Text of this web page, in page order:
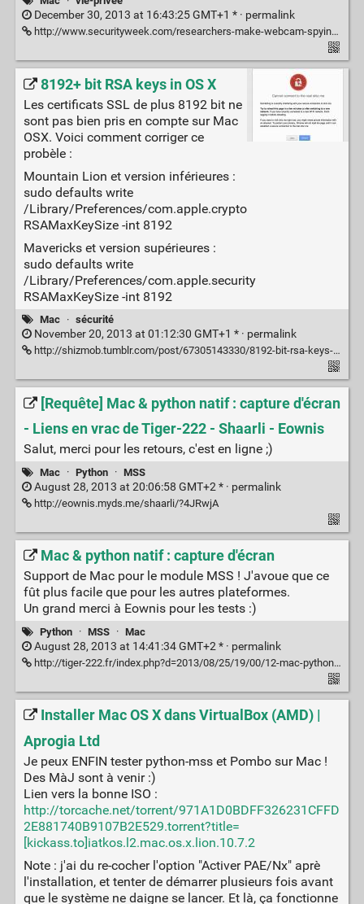
December 30, 2013 at 16:43:25 GMT+1 * · permalink
http://www.securityweek.com/researchers-make-webcam-spying-more-sneaky
8192+ bit RSA keys in OS X
Les certificats SSL de plus 8192 bit ne
sont pas bien pris en compte sur Mac
OSX. Voici comment corriger ce
probèle :
Mountain Lion et version inférieures :
sudo defaults write
/Library/Preferences/com.apple.crypto
RSAMaxKeySize -int 8192
Mavericks et version supérieures :
sudo defaults write
/Library/Preferences/com.apple.security
RSAMaxKeySize -int 8192
Mac · sécurité
November 20, 2013 at 01:12:30 GMT+1 * · permalink
http://shizmob.tumblr.com/post/67305143330/8192-bit-rsa-keys-in-os-x
[Requête] Mac & python natif : capture d'écran
- Liens en vrac de Tiger-222 - Shaarli - Eownis
Salut, merci pour les retours, c'est en ligne ;)
Mac · Python · MSS
August 28, 2013 at 20:06:58 GMT+2 * · permalink
http://eownis.myds.me/shaarli/?4JRwjA
Mac & python natif : capture d'écran
Support de Mac pour le module MSS ! J'avoue que ce
fût plus facile que pour les autres plateformes.
Un grand merci à Eownis pour les tests :)
Python · MSS · Mac
August 28, 2013 at 14:41:34 GMT+2 * · permalink
http://tiger-222.fr/index.php?d=2013/08/25/19/00/12-mac-python-natif-capture-decran
Installer Mac OS X dans VirtualBox (AMD) |
Aprogia Ltd
Je peux ENFIN tester python-mss et Pombo sur Mac !
Des MàJ sont à venir :)
Lien vers la bonne ISO :
http://torcache.net/torrent/971A1D0BDFF326231CFFD
2E881740B9107B2E529.torrent?title=
[kickass.to]iatkos.l2.mac.os.x.lion.10.7.2
Note : j'ai du re-cocher l'option "Activer PAE/Nx" aprè
l'installation, et tenter de démarrer plusieurs fois avant
que le système ne daigne se lancer. Et là, ça fonctionne